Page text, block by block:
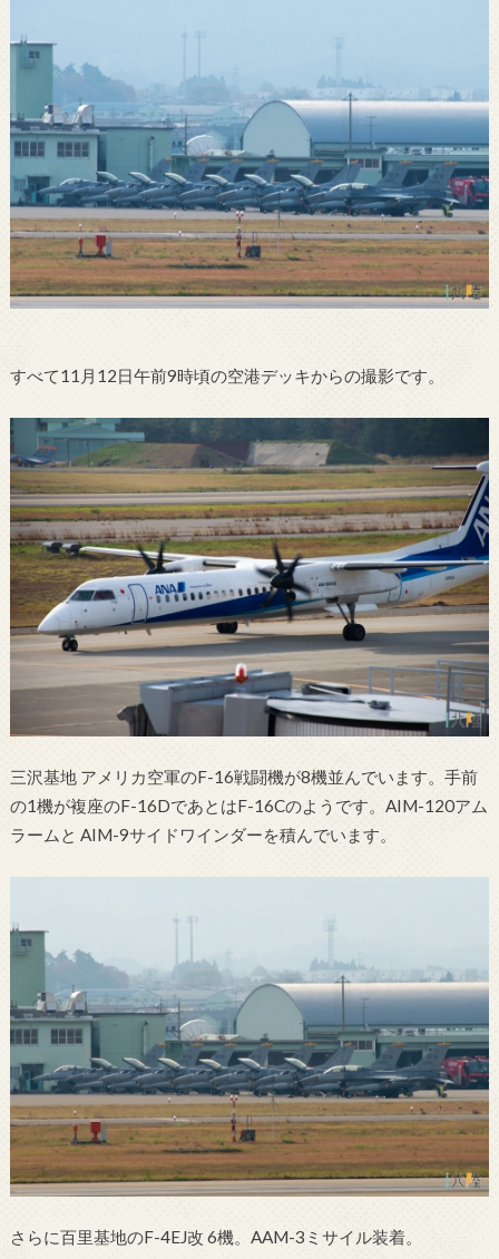
すべて11月12日午前9時頃の空港デッキからの撮影です。
三沢基地 アメリカ空軍のF-16戦闘機が8機並んでいます。手前
の1機が複座のF-16DであとはF-16Cのようです。AIM-120アム
ラームと AIM-9サイドワインダーを積んでいます。
さらに百里基地のF-4EJ改 6機。AAM-3ミサイル装着。